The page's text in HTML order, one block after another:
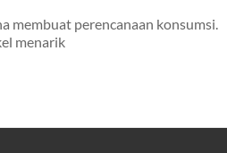
membuat perencanaan konsumsi.
menarik